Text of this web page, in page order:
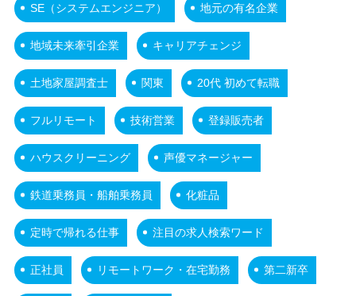
SE（システムエンジニア） 地元の有名企業
地域未来牽引企業 キャリアチェンジ
土地家屋調査士 関東 20代 初めて転職
フルリモート 技術営業 登録販売者
ハウスクリーニング 声優マネージャー
鉄道乗務員・船舶乗務員 化粧品
定時で帰れる仕事 注目の求人検索ワード
正社員 リモートワーク・在宅勤務 第二新卒